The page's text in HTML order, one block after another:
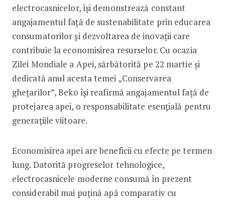
electrocasnicelor, își demonstrează constant
angajamentul față de sustenabilitate prin educarea
consumatorilor și dezvoltarea de inovații care
contribuie la economisirea resurselor. Cu ocazia
Zilei Mondiale a Apei, sărbătorită pe 22 martie și
dedicată anul acesta temei „Conservarea
ghețarilor”, Beko își reafirmă angajamentul față de
protejarea apei, o responsabilitate esențială pentru
generațiile viitoare.
Economisirea apei are beneficii cu efecte pe termen
lung. Datorită progreselor tehnologice,
electrocasnicele moderne consumă în prezent
considerabil mai puțină apă comparativ cu